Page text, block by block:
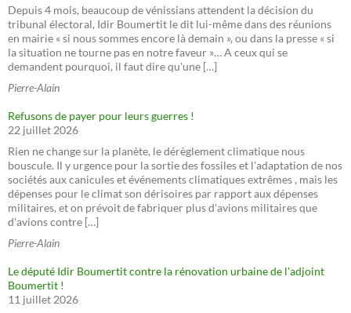
Depuis 4 mois, beaucoup de vénissians attendent la décision du
tribunal électoral, Idir Boumertit le dit lui-même dans des réunions
en mairie « si nous sommes encore là demain », ou dans la presse « si
la situation ne tourne pas en notre faveur »… A ceux qui se
demandent pourquoi, il faut dire qu'une […]
Pierre-Alain
Refusons de payer pour leurs guerres !
22 juillet 2026
Rien ne change sur la planète, le dérèglement climatique nous
bouscule. Il y urgence pour la sortie des fossiles et l'adaptation de nos
sociétés aux canicules et événements climatiques extrêmes , mais les
dépenses pour le climat son dérisoires par rapport aux dépenses
militaires, et on prévoit de fabriquer plus d'avions militaires que
d'avions contre […]
Pierre-Alain
Le député Idir Boumertit contre la rénovation urbaine de l'adjoint
Boumertit !
11 juillet 2026